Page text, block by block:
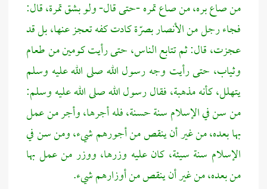
من صاع بره، من صاع تمره -حتى قال- ولو بشق تمرة، قال:
فجاء رجل من الأنصار بصرّة كادت كفه تعجز عنها، بل قد
عجزت، قال: ثم تتابع الناس، حتى رأيت كومين من طعام
وثياب، حتى رأيت وجه رسول الله صلى الله عليه وسلم
يتهلل، كأنه مذهبة، فقال رسول الله صلى الله عليه وسلم:
من سن في الإسلام سنة حسنة، فله أجرها، وأجر من عمل
بها بعده، من غير أن ينقص من أجورهم شيء، ومن سن في
الإسلام سنة سيئة، كان عليه وزرها، ووزر من عمل بها
من بعده، من غير أن ينقص من أوزارهم شيء.